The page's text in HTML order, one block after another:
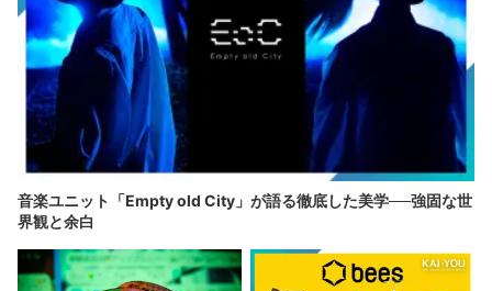
音楽ユニット「Empty old City」が語る徹底した美学──強固な世
界観と余白